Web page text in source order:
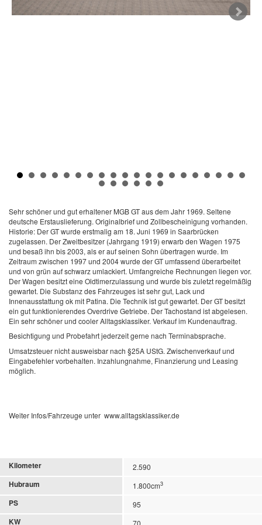
Sehr schöner und gut erhaltener MGB GT aus dem Jahr 1969. Seltene
deutsche Erstauslieferung. Originalbrief und Zollbescheinigung vorhanden.
Historie: Der GT wurde erstmalig am 18. Juni 1969 in Saarbrücken
zugelassen. Der Zweitbesitzer (Jahrgang 1919) erwarb den Wagen 1975
und besaß ihn bis 2003, als er auf seinen Sohn übertragen wurde. Im
Zeitraum zwischen 1997 und 2004 wurde der GT umfassend überarbeitet
und von grün auf schwarz umlackiert. Umfangreiche Rechnungen liegen vor.
Der Wagen besitzt eine Oldtimerzulassung und wurde bis zuletzt regelmäßig
gewartet. Die Substanz des Fahrzeuges ist sehr gut, Lack und
Innenausstattung ok mit Patina. Die Technik ist gut gewartet. Der GT besitzt
ein gut funktionierendes Overdrive Getriebe. Der Tachostand ist abgelesen.
Ein sehr schöner und cooler Alltagsklassiker. Verkauf im Kundenauftrag.
Besichtigung und Probefahrt jederzeit gerne nach Terminabsprache.
Umsatzsteuer nicht ausweisbar nach §25A UStG. Zwischenverkauf und
Eingabefehler vorbehalten. Inzahlungnahme, Finanzierung und Leasing
möglich.
Weiter Infos/Fahrzeuge unter www.alltagsklassiker.de
Kilometer 2.590
Hubraum 1.800cm3
PS 95
KW 70